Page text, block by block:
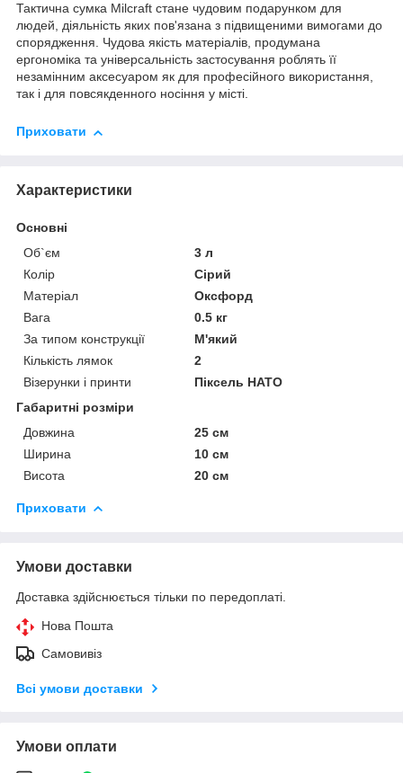
Тактична сумка Milcraft стане чудовим подарунком для
людей, діяльність яких пов'язана з підвищеними вимогами до
спорядження. Чудова якість матеріалів, продумана
ергономіка та універсальність застосування роблять її
незамінним аксесуаром як для професійного використання,
так і для повсякденного носіння у місті.
Приховати
Характеристики
Основні
Об`єм
3 л
Колір
Сірий
Матеріал
Оксфорд
Вага
0.5 кг
За типом конструкції
М'який
Кількість лямок
2
Візерунки і принти
Піксель НАТО
Габаритні розміри
Довжина
25 см
Ширина
10 см
Висота
20 см
Приховати
Умови доставки
Доставка здійснюється тільки по передоплаті.
Нова Пошта
Самовивіз
Всі умови доставки
Умови оплати